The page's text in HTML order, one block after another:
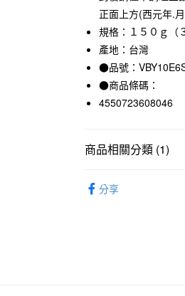
聯邦商業銀行
元大商業銀行
玉山商業銀行
台灣樂天信用卡公司
街口支付
悠遊付
運送方式
全家取貨付款
付款後全家取貨
7-11取貨付款
正面上方(西元年.
規格：１５０ｇ（
產地：台灣
●品號：
●商品條碼：
4550723608046
商品相關分類 (1)
分享